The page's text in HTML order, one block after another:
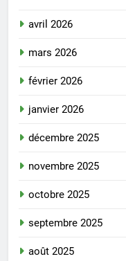
avril 2026
mars 2026
février 2026
janvier 2026
décembre 2025
novembre 2025
octobre 2025
septembre 2025
août 2025